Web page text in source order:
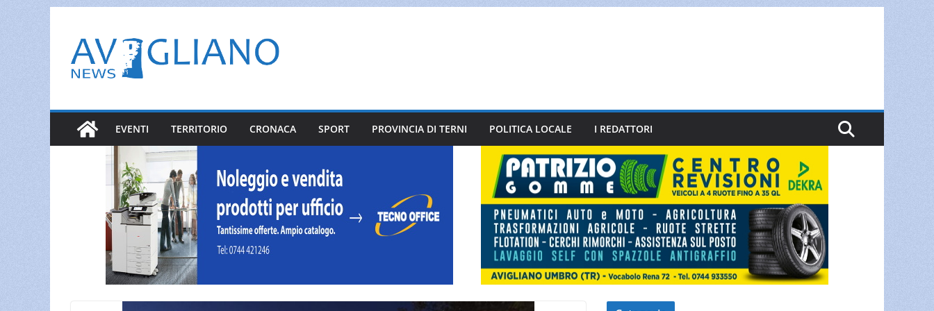
contenuto
EVENTI TERRITORIO CRONACA SPORT PROVINCIA DI TERNI POLITICA LOCALE I REDATTORI